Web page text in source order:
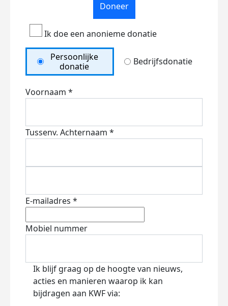
Doneer
Ik doe een anonieme donatie
Persoonlijke
donatie
Bedrijfsdonatie
Voornaam *
Tussenv. Achternaam *
E-mailadres *
Mobiel nummer
Ik blijf graag op de hoogte van nieuws,
acties en manieren waarop ik kan
bijdragen aan KWF via: